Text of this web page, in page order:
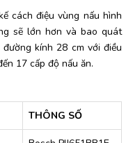
cách điệu vùng nấu hình
sẽ lớn hơn và bao quát
kính 28 cm với điều
17 cấp độ nấu ăn.
THÔNG SỐ